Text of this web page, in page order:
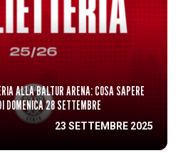
23 SETTEMBRE 2025
ALLA BALTUR ARENA: COSA SAPERE
DOMENICA 28 SETTEMBRE